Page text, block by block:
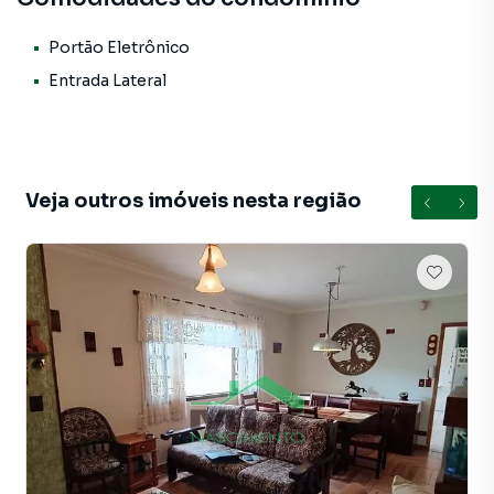
✔ **03 vagas de garagem cobertas**, proporcionando
✔ **Portão automático**
comércios, serviços e empresas importantes, facilitando a
rotina dos moradores.
Próximo a locais como:
🏭 GMC Automação
🏭 Mahle Metal Leve
🏭 Mercedes-Benz
🛒 Carrefour
🥙 Habib’s
🍔 McDonald’s
💊 Drogaria São Paulo
Portão Eletrônico
Entrada Lateral
Veja outros imóveis nesta região